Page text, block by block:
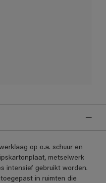
op o.a. schuur en
metselwerk
intensief gebruikt worden.
in ruimten die